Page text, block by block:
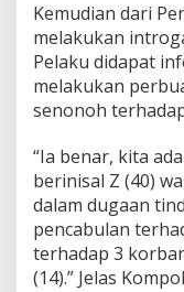
Kemudian dari
melakukan
Pelaku didapat
melakukan
senonoh
“Ia benar, kita
berinisal Z (40)
dalam dugaan
pencabulan
terhadap 3
(14).” Jelas